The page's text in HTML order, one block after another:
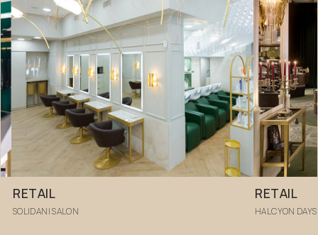
RETAIL
SOLIDANI SALON
RETAIL
HALCYON